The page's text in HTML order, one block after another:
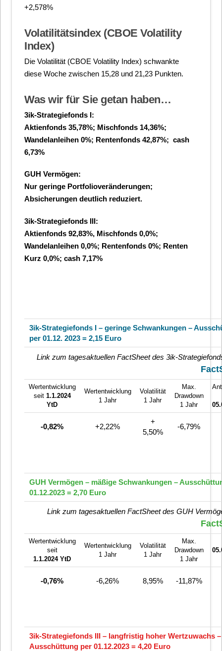
+2,578%
Volatilitätsindex (CBOE Volatility
Index)
Die Volatilität (CBOE Volatility Index) schwankte
diese Woche zwischen 15,28 und 21,23 Punkten.
Was wir für Sie getan haben…
3ik-Strategiefonds I:
Aktienfonds 35,78%; Mischfonds 14,36%;
Wandelanleihen 0%; Rentenfonds 42,87%; cash
6,73%
GUH Vermögen:
Nur geringe Portfolioveränderungen;
Absicherungen deutlich reduziert.
3ik-Strategiefonds III:
Aktienfonds 92,83%, Mischfonds 0,0%;
Wandelanleihen 0,0%; Rentenfonds 0%; Renten
Kurz 0,0%; cash 7,17%
3ik-Strategiefonds I – geringe Schwankungen –
per 01.12. 2023 = 2,15 Euro
Link zum tagesaktuellen FactSheet des 3ik-
Wertentwicklung
seit 1.1.2024
YtD
Wertentwicklung
1 Jahr
Volatilität
1 Jahr
Max.
Drawdown
1 Jahr
-0,82% +2,22%
+
5,50%
-6,79%
GUH Vermögen – mäßige Schwankungen –
01.12.2023 = 2,70 Euro
Link zum tagesaktuellen FactSheet des GUH
Wertentwicklung
seit
1.1.2024 YtD
Wertentwicklung
1 Jahr
Volatilität
1 Jahr
Max.
Drawdown
1 Jahr
-0,76% -6,26% 8,95% -11,87%
3ik-Strategiefonds III – langfristig hoher Wertzuwachs –
Ausschüttung per 01.12.2023 = 4,20 Euro